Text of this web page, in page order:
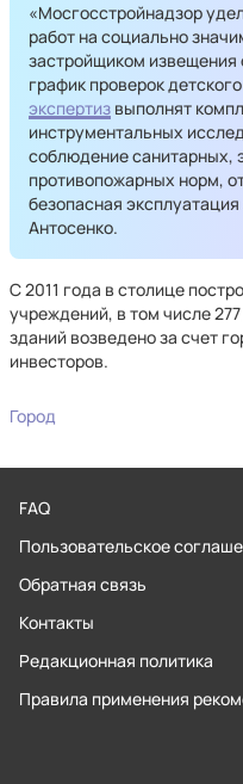
«Мосгосстройнадзор
работ на социально
застройщиком извещения
график проверок
экспертиз выполнят
инструментальных
соблюдение санитарных,
противопожарных норм,
безопасная
Антосенко.
С 2011 года в столице
учреждений, в том числе
зданий возведено за счет
инвесторов.
Город
FAQ
Пользовательское
Обратная связь
Контакты
Редакционная политика
Правила применения